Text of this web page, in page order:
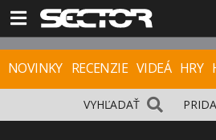
NOVINKY RECENZIE VIDEÁ HRY
VYHĽADAŤ